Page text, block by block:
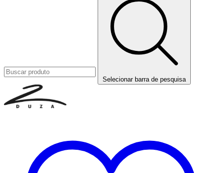
Selecionar barra de pesquisa